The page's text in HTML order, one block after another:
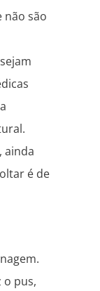
não são
ainda
é de
o pus,